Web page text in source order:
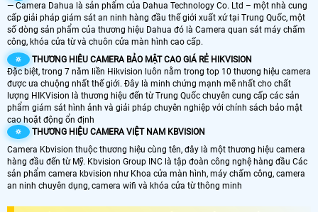
— Camera Dahua là sản phẩm của Dahua Technology Co. Ltd – một nhà cung
cấp giải pháp giám sát an ninh hàng đầu thế giới xuất xứ tại Trung Quốc, một
số dòng sản phẩm của thương hiệu Dahua đó là Camera quan sát máy chấm
công, khóa cửa từ và chuôn cửa màn hình cao cấp.
🔅
THƯƠNG HIÊU CAMERA BẢO MẬT CAO GIÁ RẺ HIKVISION
Đặc biệt, trong 7 năm liền Hikvision luôn nằm trong top 10 thương hiệu camera
được ưa chuộng nhất thế giới. Đây là minh chứng mạnh mẽ nhất cho chất
lượng HIKVision là thương hiệu đến từ Trung Quốc chuyên cung cấp các sản
phẩm giám sát hình ảnh và giải pháp chuyên nghiệp với chính sách bảo mật
cao hoặt động ổn định
🔅
THƯƠNG HIỆU CAMERA VIỆT NAM KBVISION
Camera Kbvision thuộc thương hiệu cùng tên, đây là một thương hiệu camera
hàng đầu đến từ Mỹ. Kbvision Group INC là tập đoàn công nghệ hàng đầu Các
sản phẩm camera kbvision như Khoa cửa màn hình, máy chấm công, camera
an ninh chuyên dụng, camera wifi và khóa cửa từ thông minh